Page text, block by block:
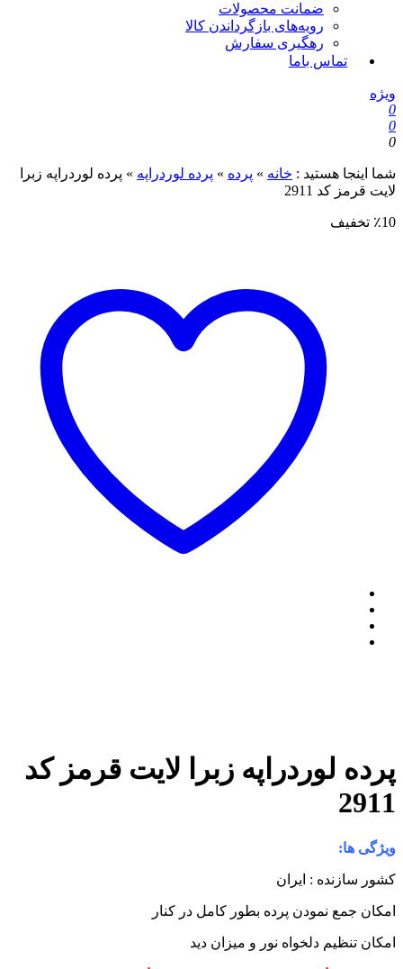
ضمانت محصولات
رویه‌های بازگرداندن کالا
رهگیری سفارش
تماس باما
اینجا هستید : خانه»پرده»پرده لوردراپه»پرده لوردراپه زبرا
قرمز کد 2911
تخفیف
لوردراپه زبرا لایت قرمز کد
ها:
سازنده : ایران
جمع نمودن پرده بطور کامل در کنار
تنظیم دلخواه نور و میزان دید